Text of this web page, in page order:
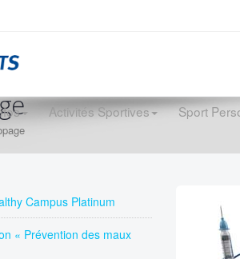
Activités Sportives Sport
Campus Platinum
« Prévention des maux